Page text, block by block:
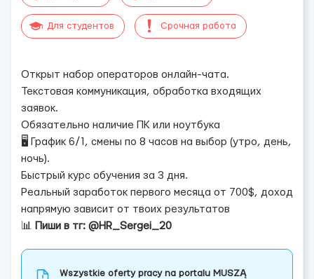
Для студентов Срочная работа
Открыт набор операторов онлайн-чата.
Текстовая коммуникация, обработка входящих
заявок.
Обязательно наличие ПК или ноутбука
🖥 График 6/1, смены по 8 часов на выбор (утро, день,
ночь).
Быстрый курс обучения за 3 дня.
Реальный заработок первого месяца от 700$, доход
напрямую зависит от твоих результатов
📊
Пиши в тг: @HR_Sergei_20
Wszystkie oferty pracy na portalu MUSZĄ